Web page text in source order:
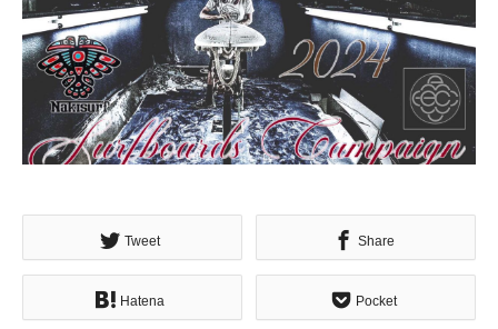
Tweet Share
Hatena Pocket